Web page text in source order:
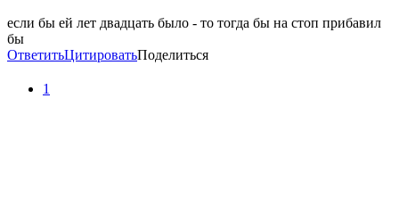
если бы ей лет двадцать было - то тогда бы на стоп прибавил
бы
ОтветитьЦитироватьПоделиться
1